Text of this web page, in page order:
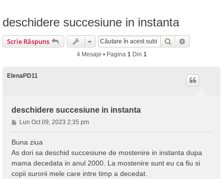
deschidere succesiune in instanta
Scrie Răspuns Căutare
4 Mesaje • Pagina 1Din 1
ElenaPD11
deschidere succesiune in instanta
M
e
j
Lun Oct 09, 2023 2:35 pm
Buna ziua
As dori sa deschid succesiune de mostenire in instanta dupa
mama decedata in anul 2000. La mostenire sunt eu ca fiu si
copii surorii mele care intre timp a decedat.